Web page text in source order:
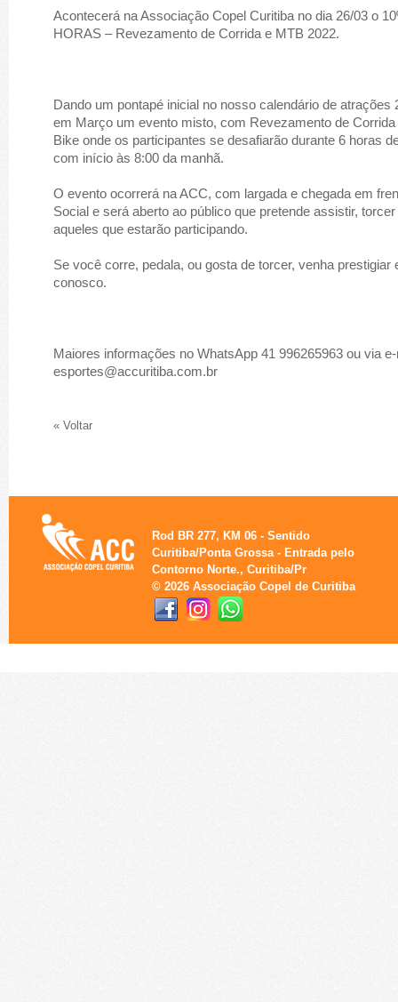
Acontecerá na Associação Copel Curitiba no dia 26/03 o
HORAS – Revezamento de Corrida e MTB 2022.
Dando um pontapé inicial no nosso calendário de atrações
em Março um evento misto, com Revezamento de Corrida
Bike onde os participantes se desafiarão durante 6 horas
com início às 8:00 da manhã.
O evento ocorrerá na ACC, com largada e chegada em
Social e será aberto ao público que pretende assistir,
aqueles que estarão participando.
Se você corre, pedala, ou gosta de torcer, venha prestigiar
conosco.
Maiores informações no WhatsApp 41 996265963 ou via
esportes@accuritiba.com.br
« Voltar
Rod BR 277, KM 06 - Sentido
Curitiba/Ponta Grossa - Entrada pelo
Contorno Norte., Curitiba/Pr
© 2026 Associação Copel de Curitiba